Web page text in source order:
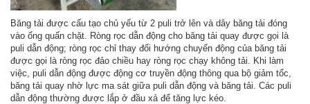
Băng tải được cấu tạo chủ yếu từ 2 puli trở lên và dây băng tải đóng
vào ống quấn chặt. Ròng rọc dẫn động cho băng tải quay được gọi là
puli dẫn động; ròng rọc chỉ thay đổi hướng chuyển động của băng tải
được gọi là ròng rọc đảo chiều hay ròng rọc chạy không tải. Khi làm
việc, puli dẫn động được động cơ truyền động thông qua bộ giảm tốc,
băng tải quay nhờ lực ma sát giữa puli dẫn động và băng tải. Các puli
dẫn động thường được lắp ở đầu xả để tăng lực kéo.